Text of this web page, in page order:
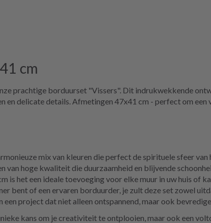
cm
prachtige borduurset "Vissers". Dit indrukwekkende
en delicate details. Afmetingen 47x41 cm - perfect om een
mix van kleuren die perfect de spirituele sfeer
van hoge kwaliteit die duurzaamheid en blijvende
is het een ideale toevoeging voor elke muur in uw huis of
bent of een ervaren borduurder, je zult deze set zowel
een project dat niet alleen ontspannend, maar ook
kans om je creativiteit te ontplooien, maar ook een